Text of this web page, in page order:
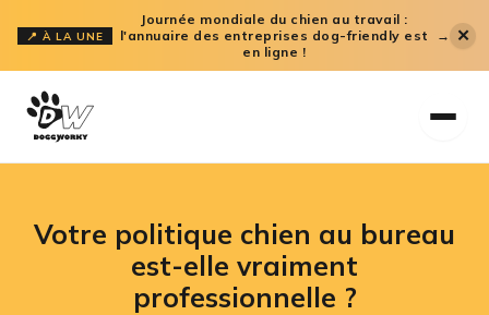
au
contenu
📍 À LA UNE
Journée mondiale du chien au travail :
l'annuaire des entreprises dog-friendly est
en ligne !
→ ✕
Votre politique chien au bureau
est-elle vraiment
professionnelle ?